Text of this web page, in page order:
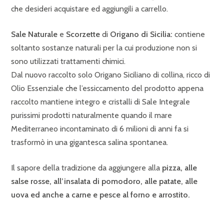
che desideri acquistare ed aggiungili a carrello.
Sale Naturale e Scorzette di Origano di Sicilia: contiene
soltanto sostanze naturali per la cui produzione non si
sono utilizzati trattamenti chimici.
Dal nuovo raccolto solo Origano Siciliano di collina, ricco di
Olio Essenziale che l’essiccamento del prodotto appena
raccolto mantiene integro e cristalli di Sale Integrale
purissimi prodotti naturalmente quando il mare
Mediterraneo incontaminato di 6 milioni di anni fa si
trasformò in una gigantesca salina spontanea.
Il sapore della tradizione da aggiungere alla pizza, alle
salse rosse, all’insalata di pomodoro, alle patate, alle
uova ed anche a carne e pesce al forno e arrostito.